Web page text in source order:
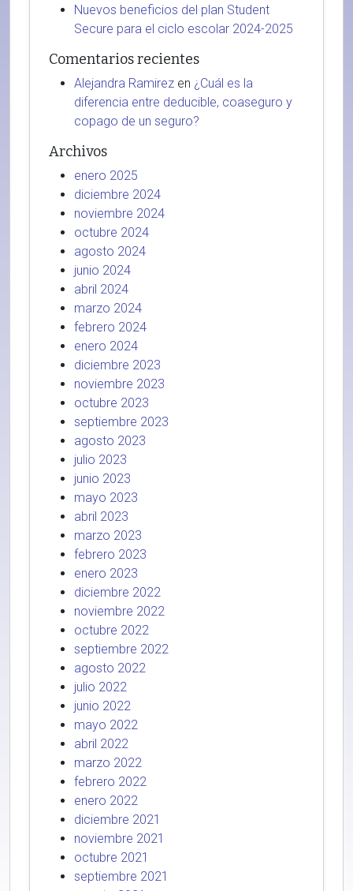
Nuevos beneficios del plan Student
Secure para el ciclo escolar 2024-2025
Comentarios recientes
Alejandra Ramirez en ¿Cuál es la
diferencia entre deducible, coaseguro y
copago de un seguro?
Archivos
enero 2025
diciembre 2024
noviembre 2024
octubre 2024
agosto 2024
junio 2024
abril 2024
marzo 2024
febrero 2024
enero 2024
diciembre 2023
noviembre 2023
octubre 2023
septiembre 2023
agosto 2023
julio 2023
junio 2023
mayo 2023
abril 2023
marzo 2023
febrero 2023
enero 2023
diciembre 2022
noviembre 2022
octubre 2022
septiembre 2022
agosto 2022
julio 2022
junio 2022
mayo 2022
abril 2022
marzo 2022
febrero 2022
enero 2022
diciembre 2021
noviembre 2021
octubre 2021
septiembre 2021